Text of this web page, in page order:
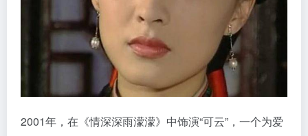
2001年，在《情深深雨濛濛》中饰演“可云”，一个为爱